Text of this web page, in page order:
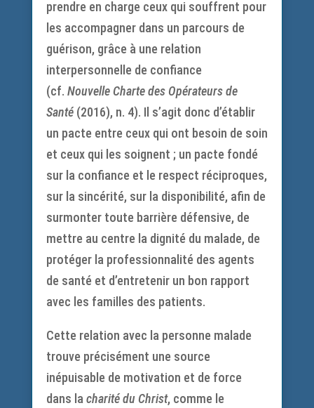
prendre en charge ceux qui souffrent pour
les accompagner dans un parcours de
guérison, grâce à une relation
interpersonnelle de confiance
(cf. Nouvelle Charte des Opérateurs de
Santé(2016), n. 4). Il s’agit donc d’établir
un pacte entre ceux qui ont besoin de soin
et ceux qui les soignent ; un pacte fondé
sur la confiance et le respect réciproques,
sur la sincérité, sur la disponibilité, afin de
surmonter toute barrière défensive, de
mettre au centre la dignité du malade, de
protéger la professionnalité des agents
de santé et d’entretenir un bon rapport
avec les familles des patients.
Cette relation avec la personne malade
trouve précisément une source
inépuisable de motivation et de force
dans la charité du Christ, comme le